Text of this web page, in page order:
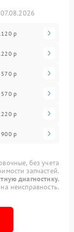
р
р
570 р
570 р
р
900 р
без учета
запчастей.
диагностику.
неисправность.